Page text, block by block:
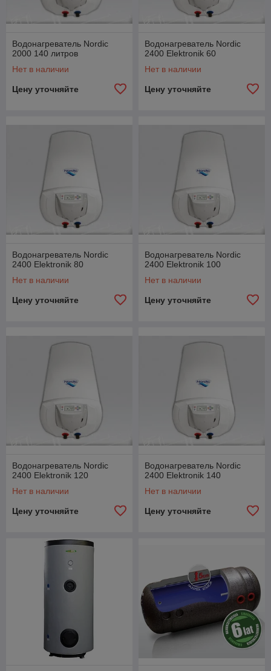
Водонагреватель Nordic
2000 140 литров
Нет в наличии
Цену уточняйте
Водонагреватель Nordic
2400 Elektronik 60
Нет в наличии
Цену уточняйте
Водонагреватель Nordic
2400 Elektronik 80
Нет в наличии
Цену уточняйте
Водонагреватель Nordic
2400 Elektronik 100
Нет в наличии
Цену уточняйте
Водонагреватель Nordic
2400 Elektronik 120
Нет в наличии
Цену уточняйте
Водонагреватель Nordic
2400 Elektronik 140
Нет в наличии
Цену уточняйте